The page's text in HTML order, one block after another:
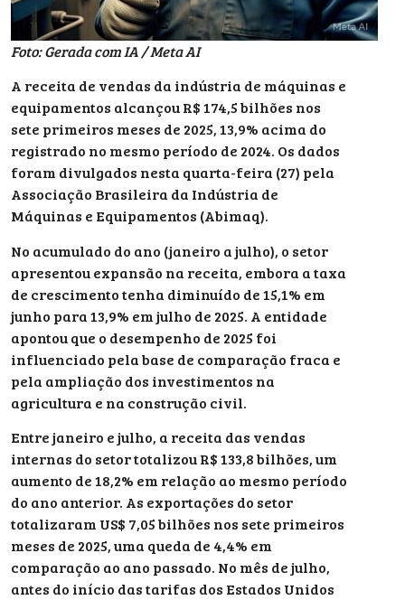
Foto: Gerada com IA / Meta AI
A receita de vendas da indústria de máquinas e
equipamentos alcançou R$ 174,5 bilhões nos
sete primeiros meses de 2025, 13,9% acima do
registrado no mesmo período de 2024. Os dados
foram divulgados nesta quarta-feira (27) pela
Associação Brasileira da Indústria de
Máquinas e Equipamentos (Abimaq).
No acumulado do ano (janeiro a julho), o setor
apresentou expansão na receita, embora a taxa
de crescimento tenha diminuído de 15,1% em
junho para 13,9% em julho de 2025. A entidade
apontou que o desempenho de 2025 foi
influenciado pela base de comparação fraca e
pela ampliação dos investimentos na
agricultura e na construção civil.
Entre janeiro e julho, a receita das vendas
internas do setor totalizou R$ 133,8 bilhões, um
aumento de 18,2% em relação ao mesmo período
do ano anterior. As exportações do setor
totalizaram US$ 7,05 bilhões nos sete primeiros
meses de 2025, uma queda de 4,4% em
comparação ao ano passado. No mês de julho,
antes do início das tarifas dos Estados Unidos